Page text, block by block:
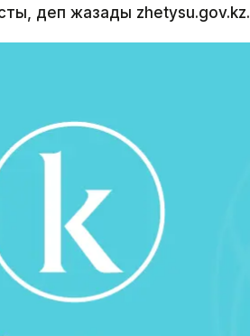
деп жазады zhetysu.gov.kz.